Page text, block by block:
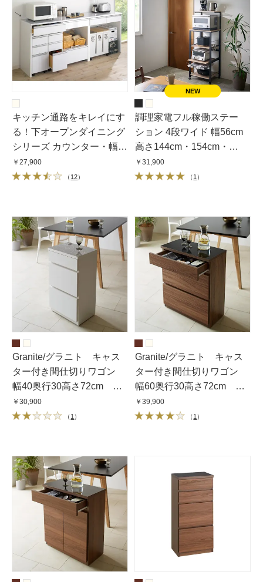
キッチン通路をキレイにす
る！下オープンダイニング
シリーズ カウンター・幅
120cm高さ85cm
￥27,900
（ 12）
調理家電フル稼働ステー
ション 4段ワイド 幅56cm
高さ144cm・154cm・
164cm・174cm
￥31,900
（ 1 ）
Granite/グラニト キャス
ター付き間仕切りワゴン
幅40奥行30高さ72cm 引
き出しタイプ
￥30,900
（ 1 ）
Granite/グラニト キャス
ター付き間仕切りワゴン
幅60奥行30高さ72cm 引
き出しタイプ
￥39,900
（ 1 ）